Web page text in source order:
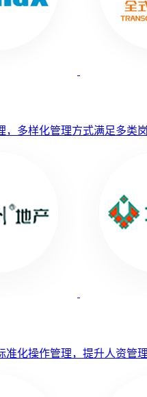
，多样化管理方式满足多类
准化操作管理，提升人资管